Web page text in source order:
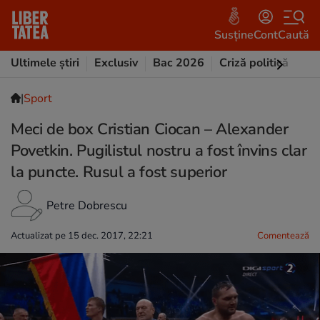
SusțineContCaută
Ultimele știri
Exclusiv Bac 2026 Criză politică
|Sport
Meci de box Cristian Ciocan – Alexander
Povetkin. Pugilistul nostru a fost învins clar
la puncte. Rusul a fost superior
Petre Dobrescu
Actualizat pe 15 dec. 2017, 22:21 Comentează